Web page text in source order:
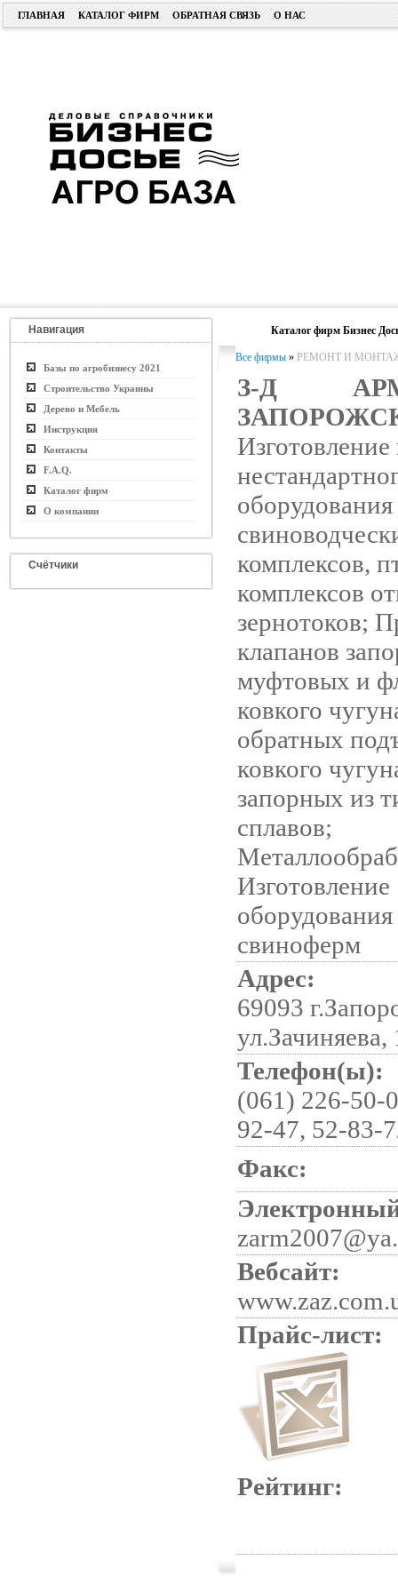
ГЛАВНАЯ КАТАЛОГ ФИРМ ОБРАТНАЯ СВЯЗЬ О НАС
Навигация
Базы по агробизнесу 2021
Строительство Украины
Дерево и Мебель
Инструкция
Контакты
F.A.Q.
Каталог фирм
О компании
Счётчики
Каталог фирм Бизнес
Все фирмы » РЕМОНТ И
З-Д
оборудования
комплексов,
комплексов
зернотоков;
клапанов
муфтовых и
ковкого
обратных
ковкого
запорных из
сплавов;
Изготовление
оборудования
свиноферм
Адрес:
69093
Телефон(ы):
(061) 226-50-
92-47, 52-83-
Факс:
Вебсайт:
Прайс-лист:
Рейтинг: